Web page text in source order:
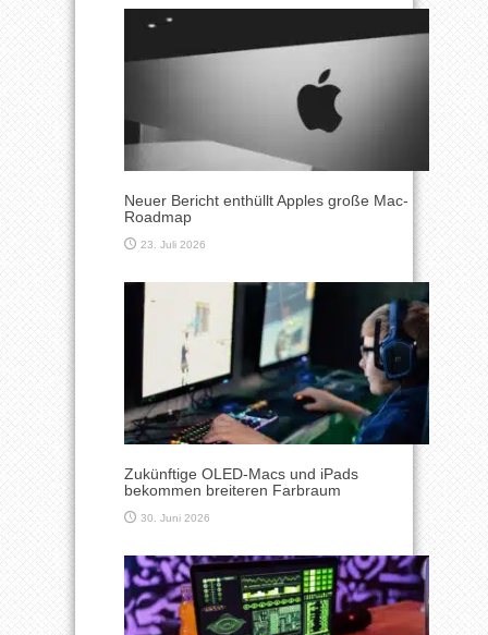
Neuer Bericht enthüllt Apples große Mac-
Roadmap
23. Juli 2026
Zukünftige OLED-Macs und iPads
bekommen breiteren Farbraum
30. Juni 2026